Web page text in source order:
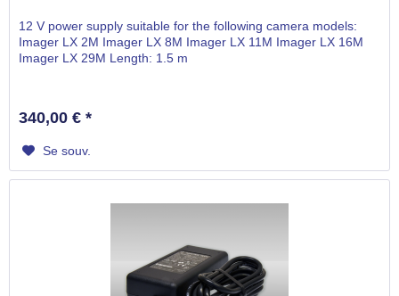
12 V power supply suitable for the following camera models:
Imager LX 2M Imager LX 8M Imager LX 11M Imager LX 16M
Imager LX 29M Length: 1.5 m
340,00 € *
Se souv.